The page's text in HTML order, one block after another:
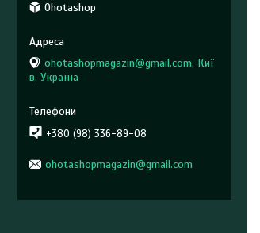
Ohotashop
ohotashopmagazin@gmail.com, Киї
в, Україна
+380 (98) 336-89-08
ohotashopmagazin@gmail.com